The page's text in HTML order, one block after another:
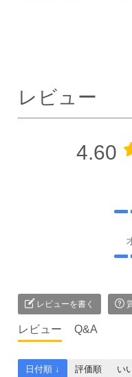
レビュー
4.60
レビューを書く
レビュー Q&A
日付順 ↓ 評価順 い